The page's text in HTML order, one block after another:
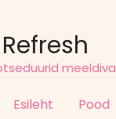
Esileht Pood